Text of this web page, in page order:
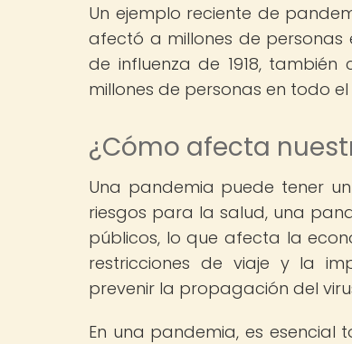
Un ejemplo reciente de
afectó a millones de
de influenza de 1918,
millones de personas en todo
¿Cómo afecta
Una pandemia puede tener
riesgos para la salud, una
públicos, lo que afecta la
restricciones de viaje y la
prevenir la propagación del
En una pandemia, es